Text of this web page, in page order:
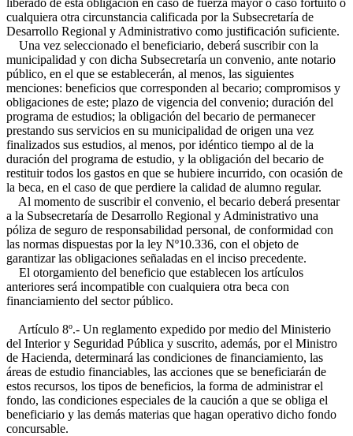
liberado de esta obligación en caso de fuerza mayor o caso fortuito o
cualquiera otra circunstancia calificada por la Subsecretaría de
Desarrollo Regional y Administrativo como justificación suficiente.
Una vez seleccionado el beneficiario, deberá suscribir con la
municipalidad y con dicha Subsecretaría un convenio, ante notario
público, en el que se establecerán, al menos, las siguientes
menciones: beneficios que corresponden al becario; compromisos y
obligaciones de este; plazo de vigencia del convenio; duración del
programa de estudios; la obligación del becario de permanecer
prestando sus servicios en su municipalidad de origen una vez
finalizados sus estudios, al menos, por idéntico tiempo al de la
duración del programa de estudio, y la obligación del becario de
restituir todos los gastos en que se hubiere incurrido, con ocasión de
la beca, en el caso de que perdiere la calidad de alumno regular.
Al momento de suscribir el convenio, el becario deberá presentar
a la Subsecretaría de Desarrollo Regional y Administrativo una
póliza de seguro de responsabilidad personal, de conformidad con
las normas dispuestas por la ley Nº10.336, con el objeto de
garantizar las obligaciones señaladas en el inciso precedente.
El otorgamiento del beneficio que establecen los artículos
anteriores será incompatible con cualquiera otra beca con
financiamiento del sector público.
Artículo 8º.- Un reglamento expedido por medio del Ministerio
del Interior y Seguridad Pública y suscrito, además, por el Ministro
de Hacienda, determinará las condiciones de financiamiento, las
áreas de estudio financiables, las acciones que se beneficiarán de
estos recursos, los tipos de beneficios, la forma de administrar el
fondo, las condiciones especiales de la caución a que se obliga el
beneficiario y las demás materias que hagan operativo dicho fondo
concursable.